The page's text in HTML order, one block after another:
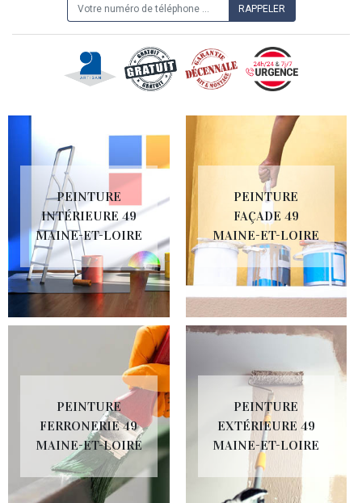
PEINTURE
INTÉRIEURE 49
MAINE-ET-LOIRE
PEINTURE
FAÇADE 49
MAINE-ET-LOIRE
PEINTURE
FERRONERIE 49
MAINE-ET-LOIRE
PEINTURE
EXTÉRIEURE 49
MAINE-ET-LOIRE